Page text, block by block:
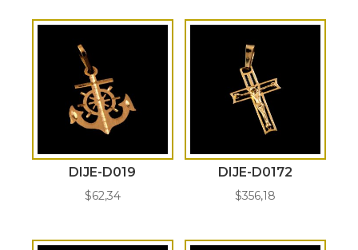
DIJE-D019
$62,34
DIJE-D0172
$356,18